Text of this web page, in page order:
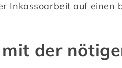
Inkassoarbeit auf
der